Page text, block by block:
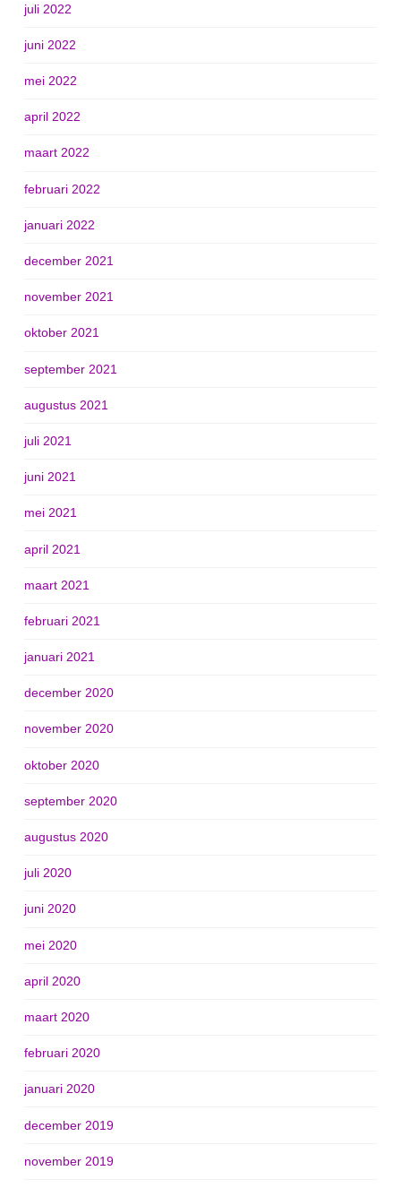
juli 2022
juni 2022
mei 2022
april 2022
maart 2022
februari 2022
januari 2022
december 2021
november 2021
oktober 2021
september 2021
augustus 2021
juli 2021
juni 2021
mei 2021
april 2021
maart 2021
februari 2021
januari 2021
december 2020
november 2020
oktober 2020
september 2020
augustus 2020
juli 2020
juni 2020
mei 2020
april 2020
maart 2020
februari 2020
januari 2020
december 2019
november 2019